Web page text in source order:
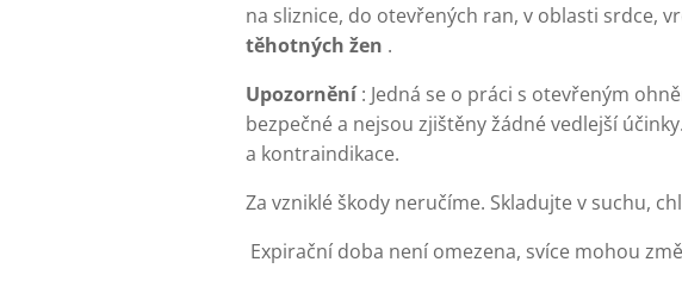
na sliznice, do otevřených ran, v oblasti srdce,
těhotných žen .
Upozornění: Jedná se o práci s otevřeným
bezpečné a nejsou zjištěny žádné vedlejší
a kontraindikace.
Za vzniklé škody neručíme. Skladujte v suchu,
Expirační doba není omezena, svíce mohou